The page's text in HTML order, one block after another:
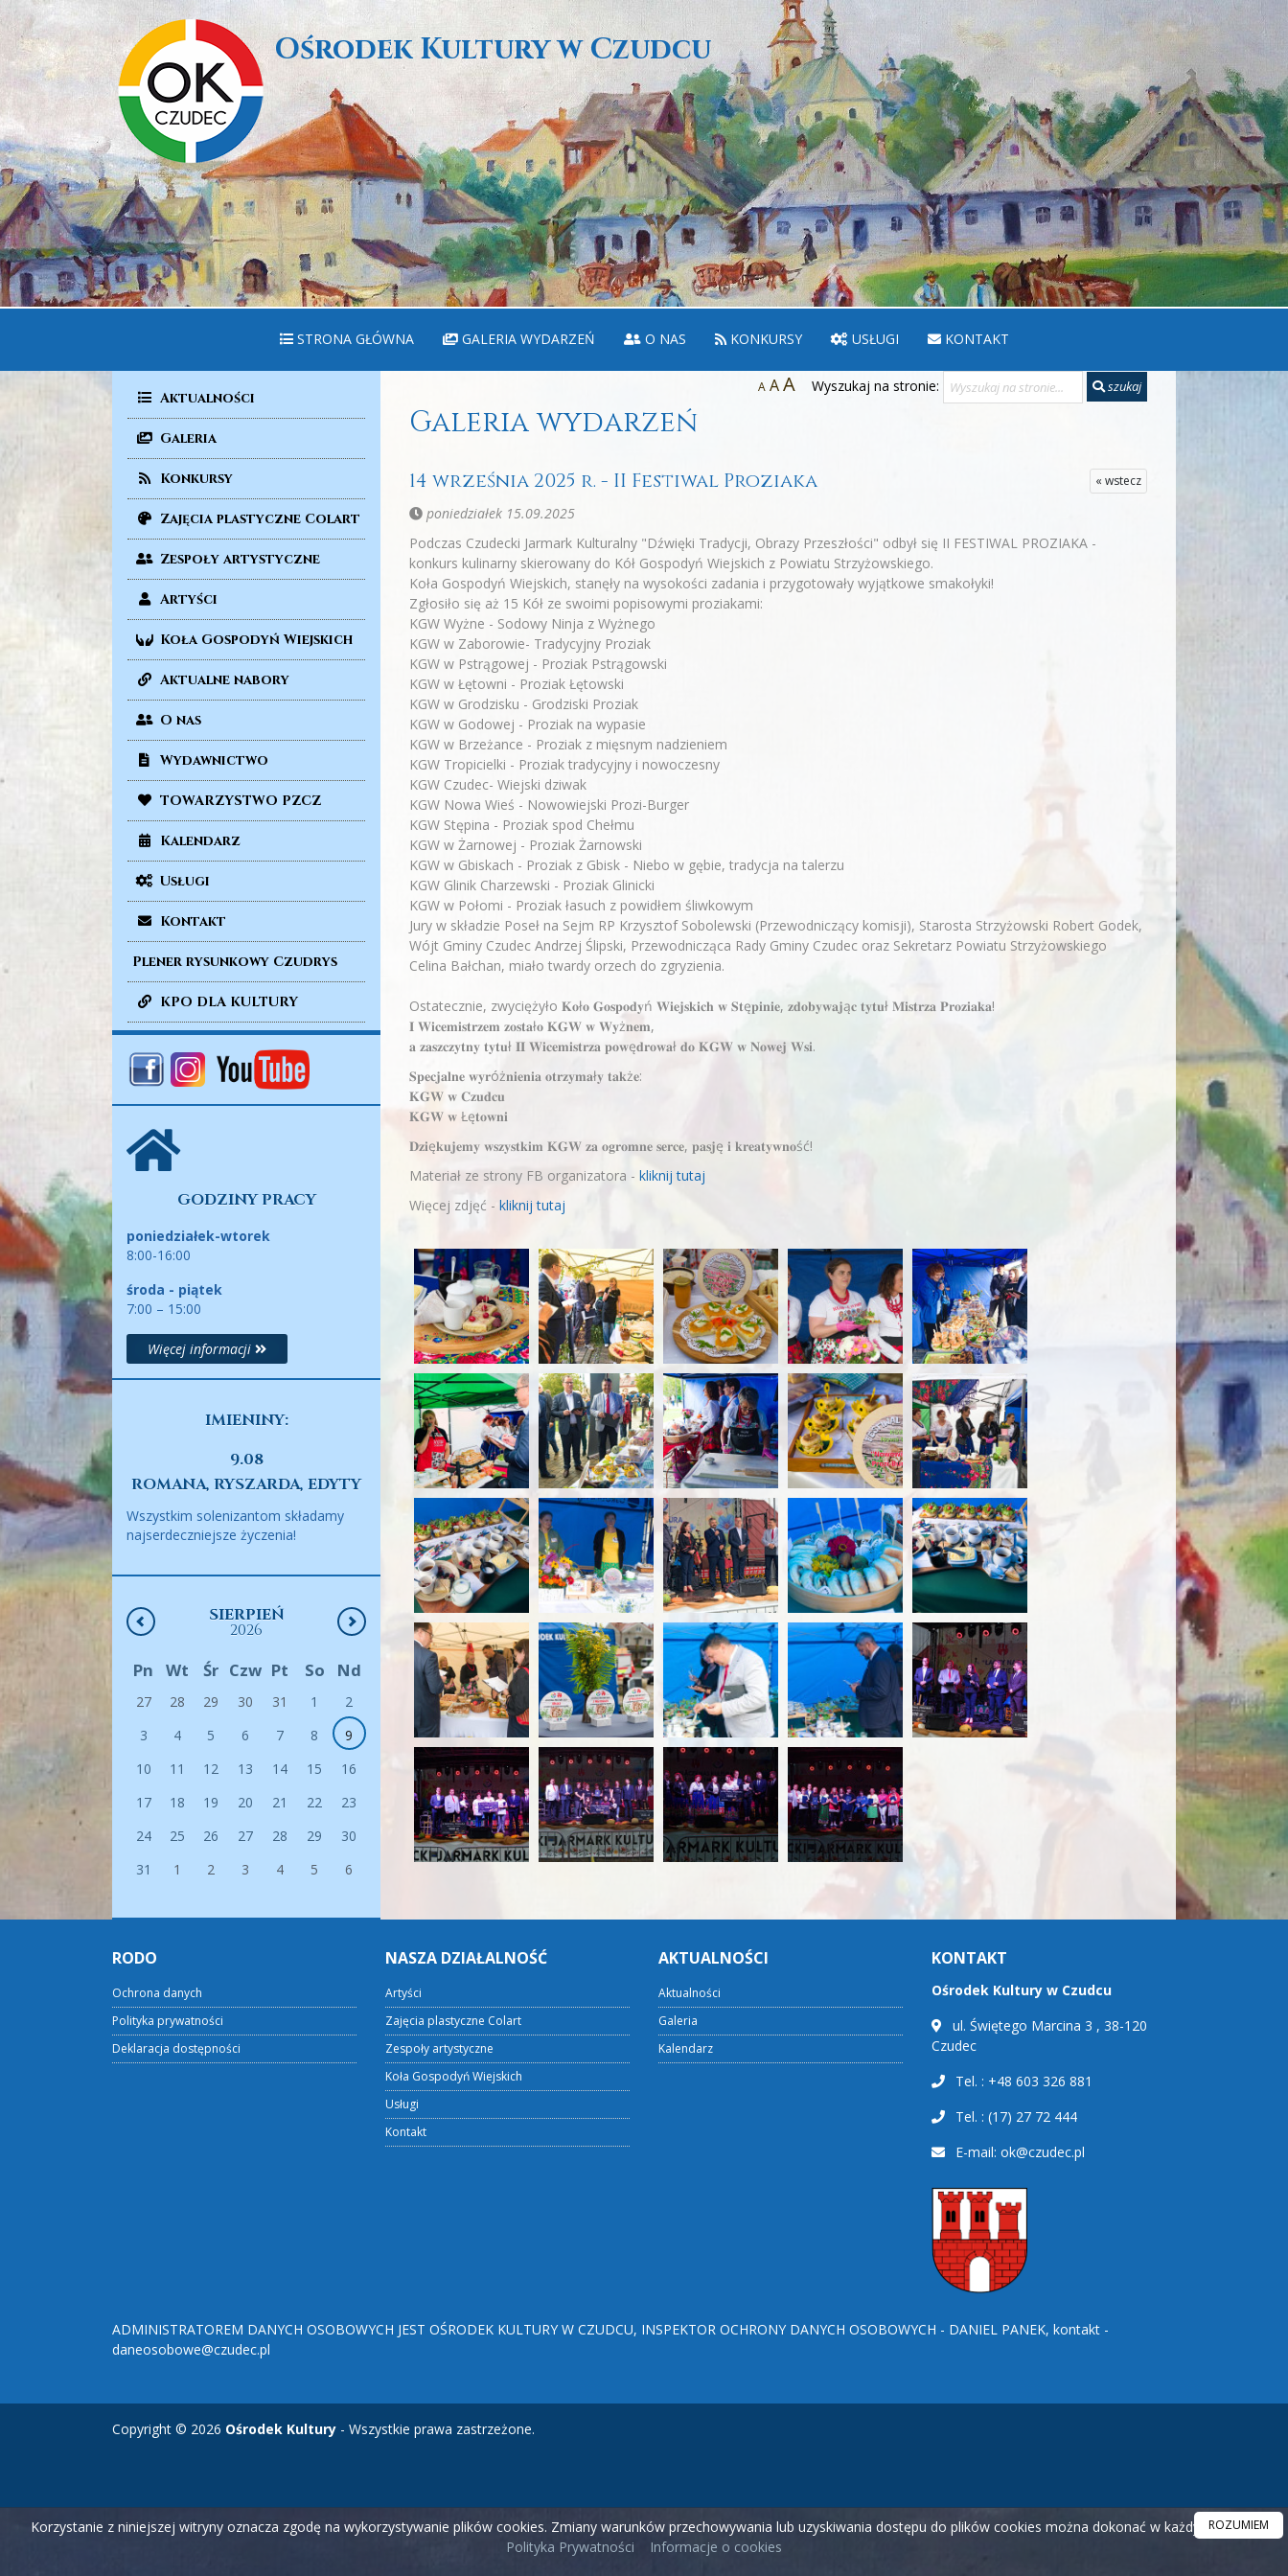
Ośrodek Kultury w Czudcu
STRONA GŁÓWNA GALERIA WYDARZEŃ O NAS KONKURSY USŁUGI KONTAKT
Aktualności
Galeria
Konkursy
Zajęcia plastyczne Colart
Zespoły artystyczne
Artyści
Koła Gospodyń Wiejskich
Aktualne nabory
O nas
Wydawnictwo
TOWARZYSTWO PZCZ
Kalendarz
Usługi
Kontakt
Plener rysunkowy Czudrys
KPO DLA KULTURY
GODZINY PRACY
poniedziałek-wtorek
8:00-16:00
środa - piątek
7:00 – 15:00
Więcej informacji
IMIENINY:
9.08
ROMANA, RYSZARDA, EDYTY
Wszystkim solenizantom składamy
najserdeczniejsze życzenia!
SIERPIEŃ
2026
Pn Wt Śr Czw Pt So Nd
27 28 29 30 31 1
2
3
4 5 6 7 8
9
10
11 12 13 14 15
16
17
18 19 20 21 22
23
24
25 26 27 28 29
30
31
1 2 3 4 5 6
A AA Wyszukaj na stronie: szukaj
Galeria wydarzeń
« wstecz
14 września 2025 r. - II Festiwal Proziaka
poniedziałek 15.09.2025
Podczas Czudecki Jarmark Kulturalny "Dźwięki Tradycji, Obrazy Przeszłości" odbył się II FESTIWAL PROZIAKA -
konkurs kulinarny skierowany do Kół Gospodyń Wiejskich z Powiatu Strzyżowskiego.
Koła Gospodyń Wiejskich, stanęły na wysokości zadania i przygotowały wyjątkowe smakołyki!
Zgłosiło się aż 15 Kół ze swoimi popisowymi proziakami:
KGW Wyżne - Sodowy Ninja z Wyżnego
KGW w Zaborowie- Tradycyjny Proziak
KGW w Pstrągowej - Proziak Pstrągowski
KGW w Łętowni - Proziak Łętowski
KGW w Grodzisku - Grodziski Proziak
KGW w Godowej - Proziak na wypasie
KGW w Brzeżance - Proziak z mięsnym nadzieniem
KGW Tropicielki - Proziak tradycyjny i nowoczesny
KGW Czudec- Wiejski dziwak
KGW Nowa Wieś - Nowowiejski Prozi-Burger
KGW Stępina - Proziak spod Chełmu
KGW w Żarnowej - Proziak Żarnowski
KGW w Gbiskach - Proziak z Gbisk - Niebo w gębie, tradycja na talerzu
KGW Glinik Charzewski - Proziak Glinicki
KGW w Połomi - Proziak łasuch z powidłem śliwkowym
Jury w składzie Poseł na Sejm RP Krzysztof Sobolewski (Przewodniczący komisji), Starosta Strzyżowski Robert Godek,
Wójt Gminy Czudec Andrzej Ślipski, Przewodnicząca Rady Gminy Czudec oraz Sekretarz Powiatu Strzyżowskiego
Celina Bałchan, miało twardy orzech do zgryzienia.
Ostatecznie, zwyciężyło 𝐊𝐨ł𝐨 𝐆𝐨𝐬𝐩𝐨𝐝𝐲ń 𝐖𝐢𝐞𝐣𝐬𝐤𝐢𝐜𝐡 𝐰 𝐒𝐭ę𝐩𝐢𝐧𝐢𝐞, 𝐳𝐝𝐨𝐛𝐲𝐰𝐚𝐣ą𝐜 𝐭𝐲𝐭𝐮ł 𝐌𝐢𝐬𝐭𝐫𝐳𝐚 𝐏𝐫𝐨𝐳𝐢𝐚𝐤𝐚!
𝐈 𝐖𝐢𝐜𝐞𝐦𝐢𝐬𝐭𝐫𝐳𝐞𝐦 𝐳𝐨𝐬𝐭𝐚ł𝐨 𝐊𝐆𝐖 𝐰 𝐖𝐲ż𝐧𝐞𝐦,
𝐚 𝐳𝐚𝐬𝐳𝐜𝐳𝐲𝐭𝐧𝐲 𝐭𝐲𝐭𝐮ł 𝐈𝐈 𝐖𝐢𝐜𝐞𝐦𝐢𝐬𝐭𝐫𝐳𝐚 𝐩𝐨𝐰ę𝐝𝐫𝐨𝐰𝐚ł 𝐝𝐨 𝐊𝐆𝐖 𝐰 𝐍𝐨𝐰𝐞𝐣 𝐖𝐬𝐢.
𝐒𝐩𝐞𝐜𝐣𝐚𝐥𝐧𝐞 𝐰𝐲𝐫óż𝐧𝐢𝐞𝐧𝐢𝐚 𝐨𝐭𝐫𝐳𝐲𝐦𝐚ł𝐲 𝐭𝐚𝐤ż𝐞:
𝐊𝐆𝐖 𝐰 𝐂𝐳𝐮𝐝𝐜𝐮
𝐊𝐆𝐖 𝐰 Łę𝐭𝐨𝐰𝐧𝐢
𝐃𝐳𝐢ę𝐤𝐮𝐣𝐞𝐦𝐲 𝐰𝐬𝐳𝐲𝐬𝐭𝐤𝐢𝐦 𝐊𝐆𝐖 𝐳𝐚 𝐨𝐠𝐫𝐨𝐦𝐧𝐞 𝐬𝐞𝐫𝐜𝐞, 𝐩𝐚𝐬𝐣ę 𝐢 𝐤𝐫𝐞𝐚𝐭𝐲𝐰𝐧𝐨ść!
Materiał ze strony FB organizatora - kliknij tutaj
Więcej zdjęć - kliknij tutaj
RODO
Ochrona danych
Polityka prywatności
Deklaracja dostępności
NASZA DZIAŁALNOŚĆ
Artyści
Zajęcia plastyczne Colart
Zespoły artystyczne
Koła Gospodyń Wiejskich
Usługi
Kontakt
AKTUALNOŚCI
Aktualności
Galeria
Kalendarz
KONTAKT
Ośrodek Kultury w Czudcu
ul. Świętego Marcina 3 , 38-120
Czudec
Tel. : +48 603 326 881
Tel. : (17) 27 72 444
E-mail: ok@czudec.pl
ADMINISTRATOREM DANYCH OSOBOWYCH JEST OŚRODEK KULTURY W CZUDCU, INSPEKTOR OCHRONY DANYCH OSOBOWYCH - DANIEL PANEK, kontakt -
daneosobowe@czudec.pl
Copyright © 2026 Ośrodek Kultury - Wszystkie prawa zastrzeżone.
Korzystanie z niniejszej witryny oznacza zgodę na wykorzystywanie plików cookies. Zmiany warunków przechowywania lub uzyskiwania dostępu do plików cookies można dokonać w każdym czasie.
Polityka Prywatności
Informacje o cookies
ROZUMIEM